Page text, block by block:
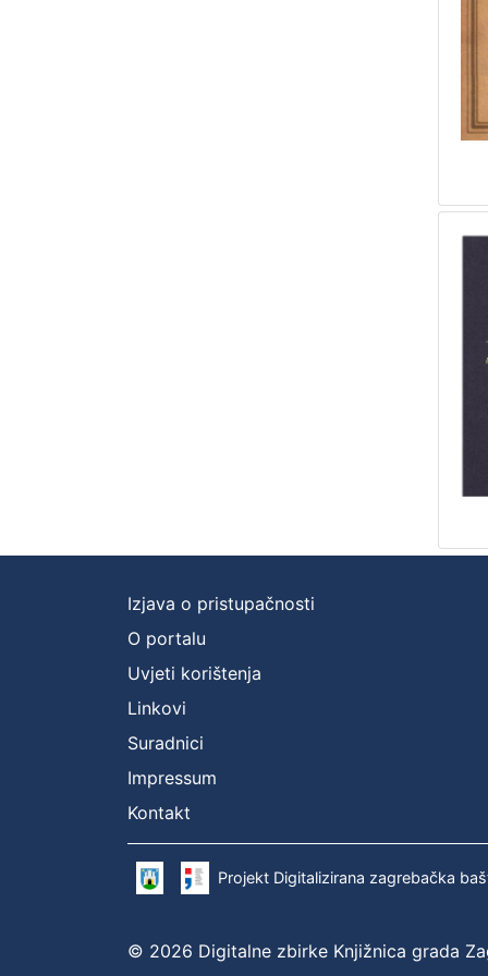
Izjava o pristupačnosti
O portalu
Uvjeti korištenja
Linkovi
Suradnici
Impressum
Kontakt
Projekt Digitalizirana zagrebačka
© 2026 Digitalne zbirke Knjižnica grada